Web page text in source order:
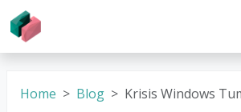
Home Blog Krisis Windows Tumbang Massal Dimanfaatkan Hacker dan